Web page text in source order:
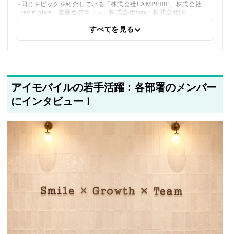
同じトピックを紹介している「株式会社CAMPFIRE、株式会社
secret place、冒険社プラコレ、株式会社favy、株式会社IR
Robotics、NPO法人LEGIKA」への内部リンクを追加しました
2025年5月20日
著者情報の変更を行いました
すべてを見る
アイモバイルの若手活躍：各部署のメンバー
にインタビュー！